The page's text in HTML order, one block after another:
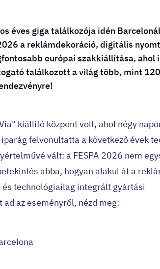
éves giga találkozója idén
a reklámdekoráció, digitális
európai szakkiállítása, ahol
találkozott a világ több, mint 120
kiállító központ volt, ahol négy
felvonultatta a következő évek
vált: a FESPA 2026 nem
abba, hogyan alakul át a
technológiailag integrált gyártási
az eseményről, nézd meg: